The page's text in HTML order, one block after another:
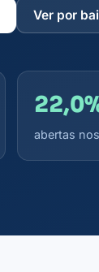
Ver por
abertas